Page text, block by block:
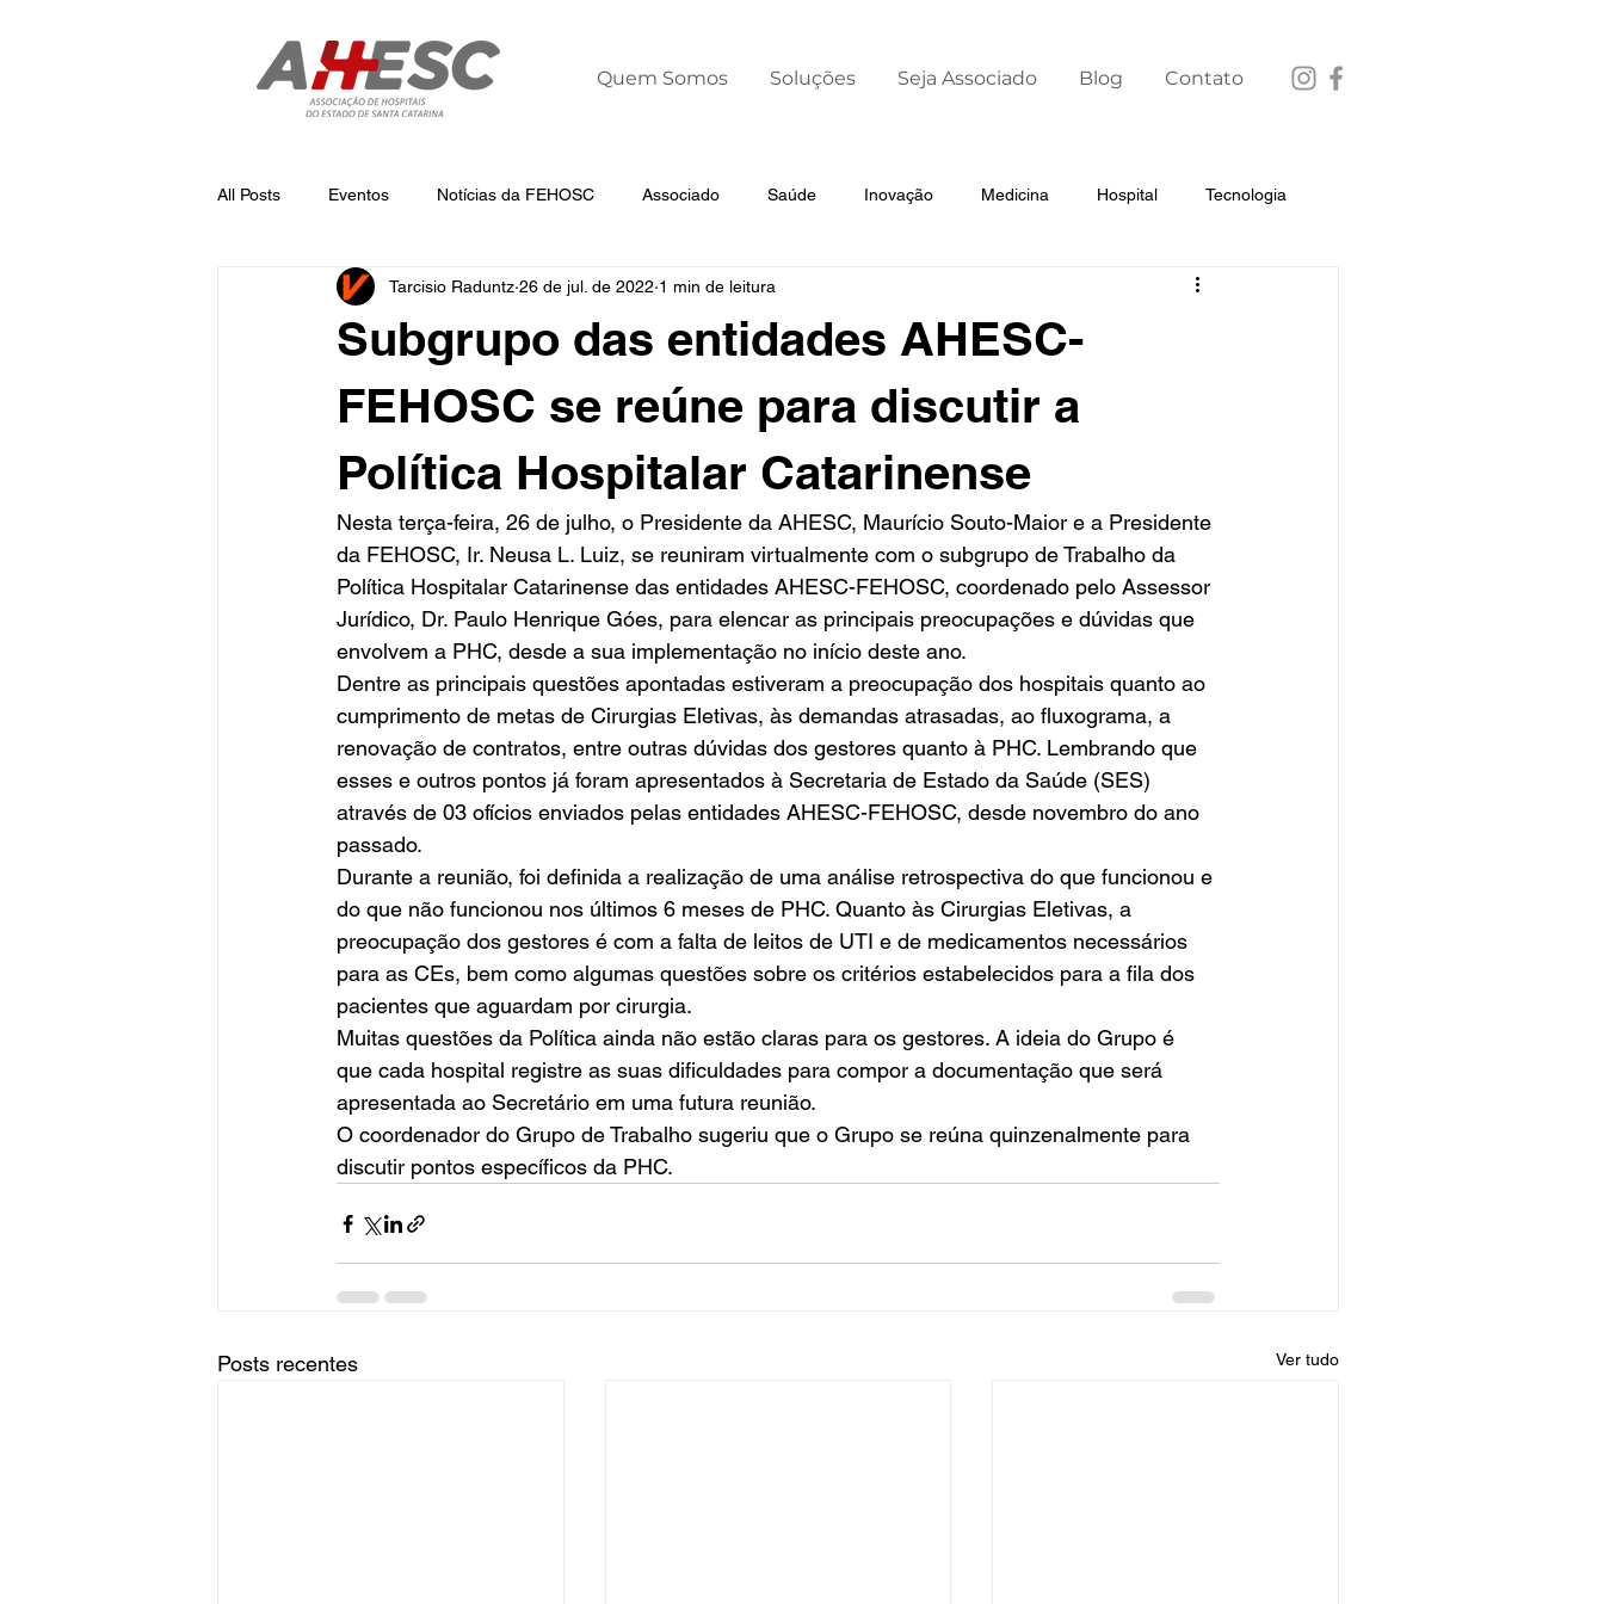
Quem Somos Soluções Seja Associado Blog Contato
All Posts Eventos Notícias da FEHOSC Associado Saúde Inovação Medicina Hospital Tecnologia
Notícias da AHESC Liderança Dia Mundial da Prematuridade
Subgrupo das entidades AHESC-
FEHOSC se reúne para discutir a
Política Hospitalar Catarinense
Tarcisio Raduntz 26 de jul. de 2022 1 min de leitura
Nesta terça-feira, 26 de julho, o Presidente da AHESC, Maurício Souto-Maior e a Presidente
da FEHOSC, Ir. Neusa L. Luiz, se reuniram virtualmente com o subgrupo de Trabalho da
Política Hospitalar Catarinense das entidades AHESC-FEHOSC, coordenado pelo Assessor
Jurídico, Dr. Paulo Henrique Góes, para elencar as principais preocupações e dúvidas que
envolvem a PHC, desde a sua implementação no início deste ano.
Dentre as principais questões apontadas estiveram a preocupação dos hospitais quanto ao
cumprimento de metas de Cirurgias Eletivas, às demandas atrasadas, ao fluxograma, a
renovação de contratos, entre outras dúvidas dos gestores quanto à PHC. Lembrando que
esses e outros pontos já foram apresentados à Secretaria de Estado da Saúde (SES)
através de 03 ofícios enviados pelas entidades AHESC-FEHOSC, desde novembro do ano
passado.
Durante a reunião, foi definida a realização de uma análise retrospectiva do que funcionou e
do que não funcionou nos últimos 6 meses de PHC. Quanto às Cirurgias Eletivas, a
preocupação dos gestores é com a falta de leitos de UTI e de medicamentos necessários
para as CEs, bem como algumas questões sobre os critérios estabelecidos para a fila dos
pacientes que aguardam por cirurgia.
Muitas questões da Política ainda não estão claras para os gestores. A ideia do Grupo é
que cada hospital registre as suas dificuldades para compor a documentação que será
apresentada ao Secretário em uma futura reunião.
O coordenador do Grupo de Trabalho sugeriu que o Grupo se reúna quinzenalmente para
discutir pontos específicos da PHC.
Posts recentes Ver tudo